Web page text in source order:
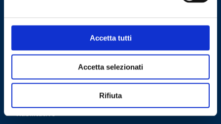
Accetta tutti
Accetta selezionati
Rifiuta
Specialisti nelle innovazioni digitali in ambito sanitario